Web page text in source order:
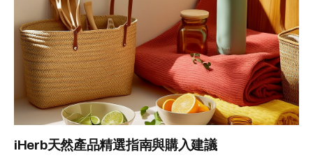
iHerb天然產品精選指南與購入建議